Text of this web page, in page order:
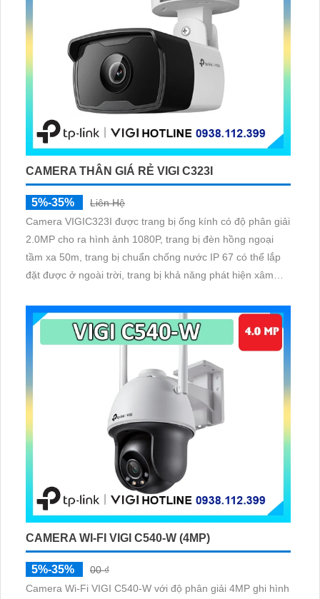
CAMERA THÂN GIÁ RẺ VIGI C323I
5%-35%
Liên Hệ
Camera VIGIC323I được trang bị ống kính có độ phân giải
2.0MP cho ra hình ảnh 1080P, trang bị đèn hồng ngoại
tầm xa 50m, trang bị chuẩn chống nước IP 67 có thể lắp
đặt được ở ngoài trời, trang bị khả năng phát hiện xâm
CAMERA WI-FI VIGI C540-W (4MP)
5%-35%
00 ₫
Camera Wi-Fi VIGI C540-W với độ phân giải 4MP ghi hình